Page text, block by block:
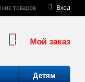
Вход
товаров
0 Мой заказ
Детям